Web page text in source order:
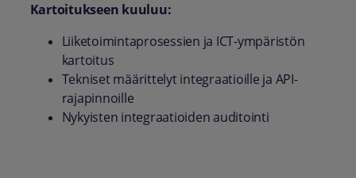
Kartoitukseen kuuluu:
Liiketoimintaprosessien ja ICT-ympäristön
kartoitus
Tekniset määrittelyt integraatioille ja API-
rajapinnoille
Nykyisten integraatioiden auditointi